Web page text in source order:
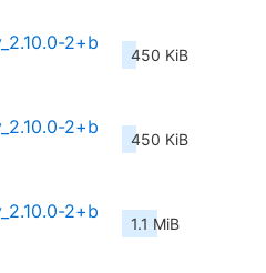
2+b
450 KiB
2+b
450 KiB
2+b
1.1 MiB